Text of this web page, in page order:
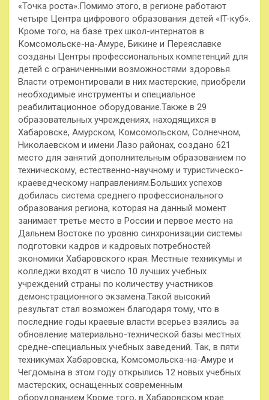
«Точка роста».Помимо этого, в регионе работают
четыре Центра цифрового образования детей «IT-куб».
Кроме того, на базе трех школ-интернатов в
Комсомольске-на-Амуре, Бикине и Переяславке
созданы Центры профессиональных компетенций для
детей с ограниченными возможностями здоровья.
Власти отремонтировали в них мастерские, приобрели
необходимые инструменты и специальное
реабилитационное оборудование.Также в 29
образовательных учреждениях, находящихся в
Хабаровске, Амурском, Комсомольском, Солнечном,
Николаевском и имени Лазо районах, создано 621
место для занятий дополнительным образованием по
техническому, естественно-научному и туристическо-
краеведческому направлениям.Больших успехов
добилась система среднего профессионального
образования региона, которая на данный момент
занимает третье место в России и первое место на
Дальнем Востоке по уровню синхронизации системы
подготовки кадров и кадровых потребностей
экономики Хабаровского края. Местные техникумы и
колледжи входят в число 10 лучших учебных
учреждений страны по количеству участников
демонстрационного экзамена.Такой высокий
результат стал возможен благодаря тому, что в
последние годы краевые власти всерьез взялись за
обновление материально-технической базы местных
средне-специальных учебных заведений. Так, в пяти
техникумах Хабаровска, Комсомольска-на-Амуре и
Чегдомына в этом году открылись 12 новых учебных
мастерских, оснащенных современным
оборудованием.Кроме того, в Хабаровском крае